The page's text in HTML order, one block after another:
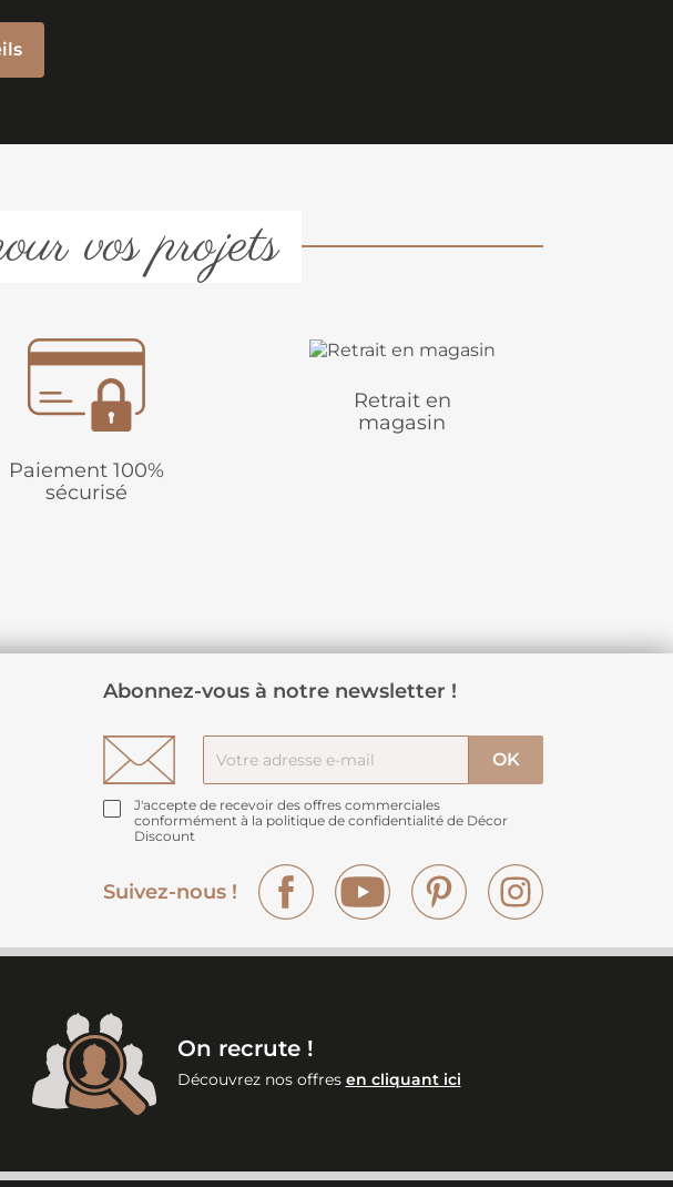
vos projets
Paiement 100%
sécurisé
Retrait en
magasin
Abonnez-vous à notre newsletter !
J'accepte de recevoir des offres commerciales
conformément à la politique de confidentialité de Décor
Discount
Suivez-nous !
Facebook YouTube Pinterest
On recrute !
Découvrez nos offres en cliquant ici